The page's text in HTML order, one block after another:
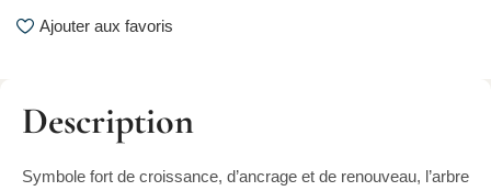
Ajouter aux favoris
Description
Symbole fort de croissance, d’ancrage et de renouveau, l’arbre